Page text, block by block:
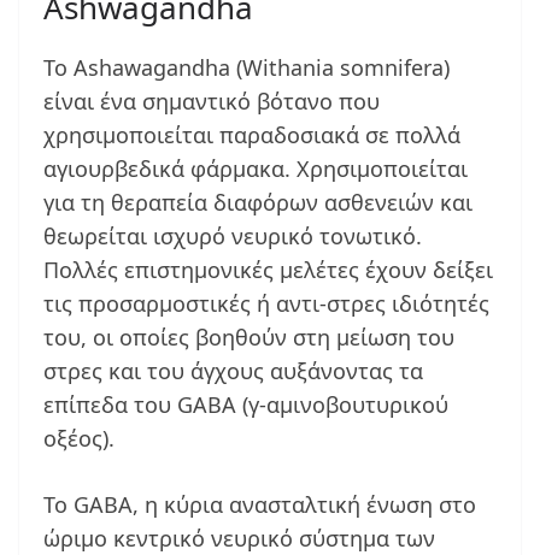
Το Ashawagandha (Withania somnifera)
είναι ένα σημαντικό βότανο που
χρησιμοποιείται παραδοσιακά σε πολλά
αγιουρβεδικά φάρμακα. Χρησιμοποιείται
για τη θεραπεία διαφόρων ασθενειών και
θεωρείται ισχυρό νευρικό τονωτικό.
Πολλές επιστημονικές μελέτες έχουν δείξει
τις προσαρμοστικές ή αντι-στρες ιδιότητές
του, οι οποίες βοηθούν στη μείωση του
στρες και του άγχους αυξάνοντας τα
επίπεδα του GABA (γ-αμινοβουτυρικού
οξέος).
Το GABA, η κύρια ανασταλτική ένωση στο
ώριμο κεντρικό νευρικό σύστημα των